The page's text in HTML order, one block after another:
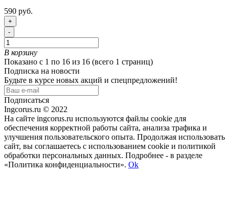
590 руб.
+
-
В корзину
Показано с 1 по 16 из 16 (всего 1 страниц)
Подписка на новости
Будьте в курсе новых акций и спецпредложений!
Подписаться
Ingcorus.ru © 2022
На сайте ingcorus.ru используются файлы cookie для
обеспечения корректной работы сайта, анализа трафика и
улучшения пользовательского опыта. Продолжая использовать
сайт, вы соглашаетесь с использованием cookie и политикой
обработки персональных данных. Подробнее - в разделе
«Политика конфиденциальности». Ok